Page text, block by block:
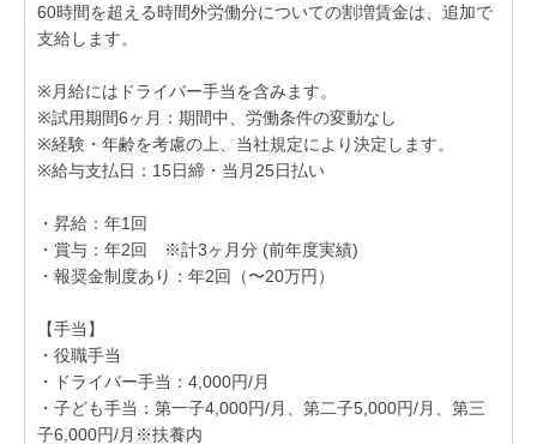
60時間を超える時間外労働分についての割増賃金は、追加で
支給します。
※月給にはドライバー手当を含みます。
※試用期間6ヶ月：期間中、労働条件の変動なし
※経験・年齢を考慮の上、当社規定により決定します。
※給与支払日：15日締・当月25日払い
・昇給：年1回
・賞与：年2回 ※計3ヶ月分 (前年度実績)
・報奨金制度あり：年2回（〜20万円）
【手当】
・役職手当
・ドライバー手当：4,000円/月
・子ども手当：第一子4,000円/月、第二子5,000円/月、第三
子6,000円/月※扶養内